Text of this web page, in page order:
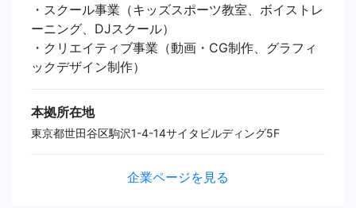
・スクール事業（キッズスポーツ教室、ボイストレ
ーニング、DJスクール）
・クリエイティブ事業（動画・CG制作、グラフィ
ックデザイン制作）
本拠所在地
東京都世田谷区駒沢1-4-14サイタビルディング5F
企業ページを見る